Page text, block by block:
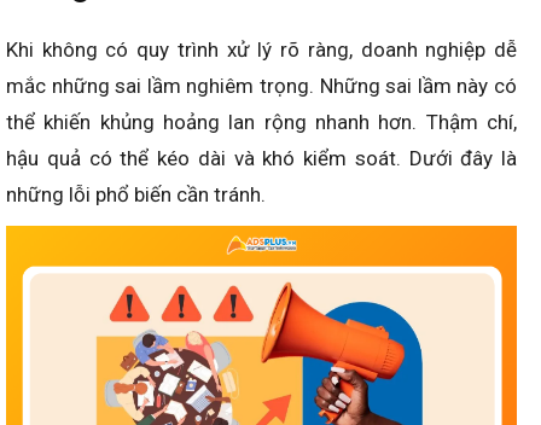
Khi không có quy trình xử lý rõ ràng, doanh nghiệp dễ
mắc những sai lầm nghiêm trọng. Những sai lầm này có
thể khiến khủng hoảng lan rộng nhanh hơn. Thậm chí,
hậu quả có thể kéo dài và khó kiểm soát. Dưới đây là
những lỗi phổ biến cần tránh.